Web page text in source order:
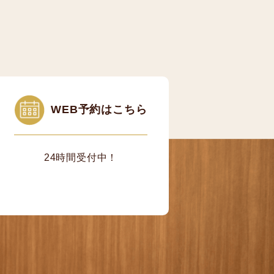
WEB予約はこちら
24時間受付中！